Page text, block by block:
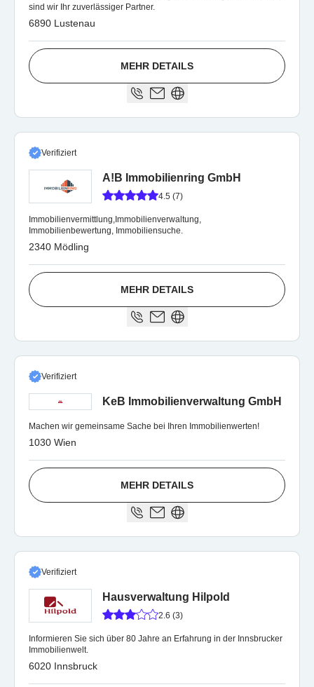
sind wir Ihr zuverlässiger Partner.
6890 Lustenau
MEHR DETAILS
Verifiziert
A!B Immobilienring GmbH
4.5 (7)
Immobilienvermittlung,Immobilienverwaltung,
Immobilienbewertung, Immobiliensuche.
2340 Mödling
MEHR DETAILS
Verifiziert
KeB Immobilienverwaltung GmbH
Machen wir gemeinsame Sache bei Ihren Immobilienwerten!
1030 Wien
MEHR DETAILS
Verifiziert
Hausverwaltung Hilpold
2.6 (3)
Informieren Sie sich über 80 Jahre an Erfahrung in der Innsbrucker
Immobilienwelt.
6020 Innsbruck